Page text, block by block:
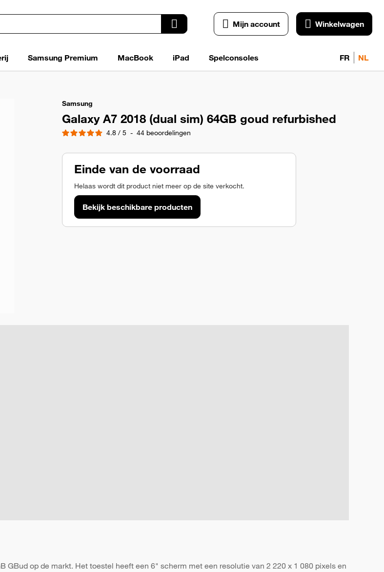
Mijn account Winkelwagen
Samsung Premium MacBook iPad Spelconsoles FR NL
Samsung
Galaxy A7 2018 (dual sim) 64GB goud refurbished
4.8 / 5 - 44 beoordelingen
Einde van de voorraad
Helaas wordt dit product niet meer op de site verkocht.
Bekijk beschikbare producten
GBud op de markt. Het toestel heeft een 6" scherm met een resolutie van 2 220 x 1 080 pixels en